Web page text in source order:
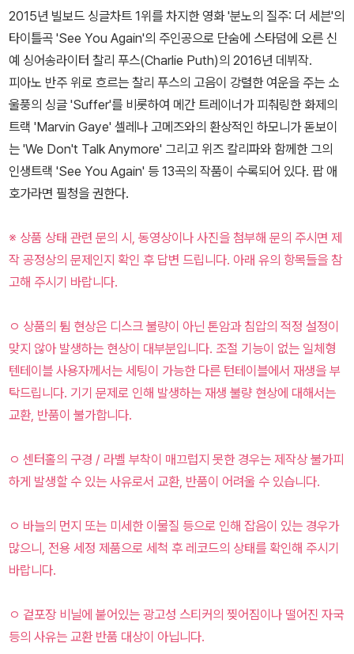
2015년 빌보드 싱글차트 1위를 차지한 영화 '분노의 질주: 더 세븐'의
타이틀곡 'See You Again'의 주인공으로 단숨에 스타덤에 오른 신
예 싱어송라이터 찰리 푸스(Charlie Puth)의 2016년 데뷔작.
피아노 반주 위로 흐르는 찰리 푸스의 고음이 강렬한 여운을 주는 소
울풍의 싱글 'Suffer'를 비롯하여 메간 트레이너가 피춰링한 화제의
트랙 'Marvin Gaye' 셀레나 고메즈와의 환상적인 하모니가 돋보이
는 'We Don't Talk Anymore' 그리고 위즈 칼리파와 함께한 그의
인생트랙 'See You Again' 등 13곡의 작품이 수록되어 있다. 팝 애
호가라면 필청을 권한다.
※ 상품 상태 관련 문의 시, 동영상이나 사진을 첨부해 문의 주시면 제
작 공정상의 문제인지 확인 후 답변 드립니다. 아래 유의 항목들을 참
고해 주시기 바랍니다.
ㅇ 상품의 튐 현상은 디스크 불량이 아닌 톤암과 침압의 적정 설정이
맞지 않아 발생하는 현상이 대부분입니다. 조절 기능이 없는 일체형
텐테이블 사용자께서는 세팅이 가능한 다른 턴테이블에서 재생을 부
탁드립니다. 기기 문제로 인해 발생하는 재생 불량 현상에 대해서는
교환, 반품이 불가합니다.
ㅇ 센터홀의 구경 / 라벨 부착이 매끄럽지 못한 경우는 제작상 불가피
하게 발생할 수 있는 사유로서 교환, 반품이 어려울 수 있습니다.
ㅇ 바늘의 먼지 또는 미세한 이물질 등으로 인해 잡음이 있는 경우가
많으니, 전용 세정 제품으로 세척 후 레코드의 상태를 확인해 주시기
바랍니다.
ㅇ 겉포장 비닐에 붙어있는 광고성 스티커의 찢어짐이나 떨어진 자국
등의 사유는 교환 반품 대상이 아닙니다.